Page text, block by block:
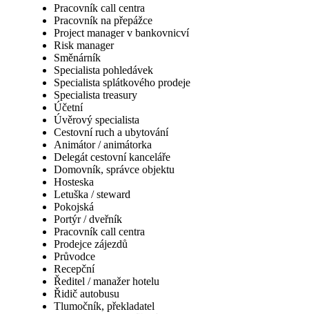
Pracovník call centra
Pracovník na přepážce
Project manager v bankovnicví
Risk manager
Směnárník
Specialista pohledávek
Specialista splátkového prodeje
Specialista treasury
Účetní
Úvěrový specialista
Cestovní ruch a ubytování
Animátor / animátorka
Delegát cestovní kanceláře
Domovník, správce objektu
Hosteska
Letuška / steward
Pokojská
Portýr / dveřník
Pracovník call centra
Prodejce zájezdů
Průvodce
Recepční
Ředitel / manažer hotelu
Řidič autobusu
Tlumočník, překladatel